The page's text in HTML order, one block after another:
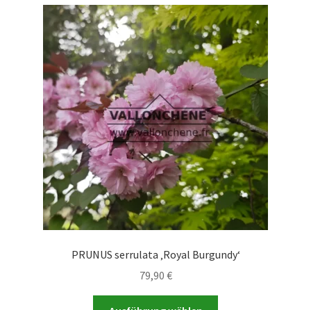
PRUNUS serrulata ‚Royal Burgundy‘
79,90 €